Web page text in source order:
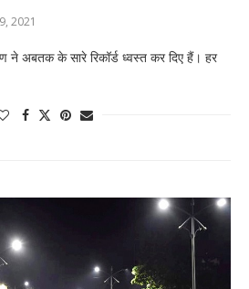
2021
ने अबतक के सारे रिकॉर्ड ध्वस्त कर दिए हैं। हर